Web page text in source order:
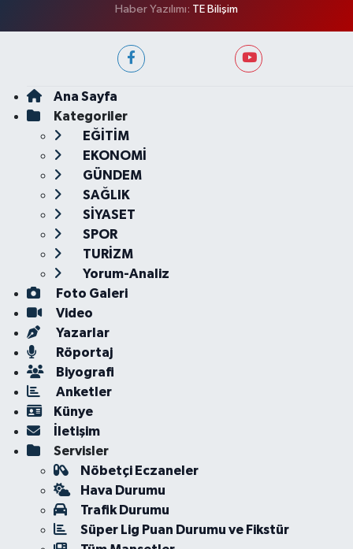
Haber Yazılımı: TE Bilişim
Ana Sayfa
Kategoriler
EĞİTİM
EKONOMİ
GÜNDEM
SAĞLIK
SİYASET
SPOR
TURİZM
Yorum-Analiz
Foto Galeri
Video
Yazarlar
Röportaj
Biyografi
Anketler
Künye
İletişim
Servisler
Nöbetçi Eczaneler
Hava Durumu
Trafik Durumu
Süper Lig Puan Durumu ve Fikstür